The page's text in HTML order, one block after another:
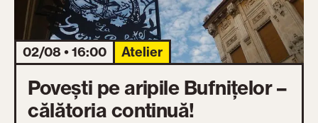
02/08 • 16:00 Atelier
Povești pe aripile Bufnițelor –
călătoria continuă!